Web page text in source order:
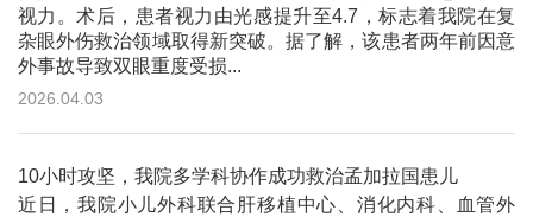
视力。术后，患者视力由光感提升至4.7，标志着我院在复
杂眼外伤救治领域取得新突破。据了解，该患者两年前因意
外事故导致双眼重度受损...
2026.04.03
10小时攻坚，我院多学科协作成功救治孟加拉国患儿
近日，我院小儿外科联合肝移植中心、消化内科、血管外